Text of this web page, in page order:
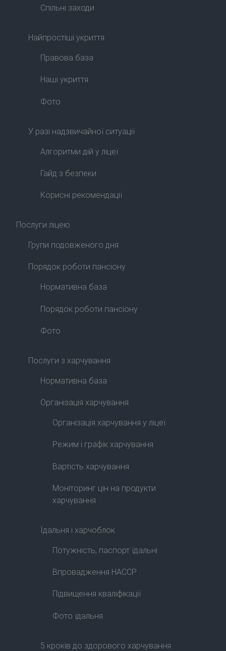
Спільні заходи
Найпростіші укриття
Правова база
Наші укриття
Фото
У разі надзвичайної ситуації
Алгоритми дій у ліцеї
Гайд з безпеки
Корисні рекомендації
Послуги ліцею
Групи подовженого дня
Порядок роботи пансіону
Нормативна база
Порядок роботи пансіону
Фото
Послуги з харчування
Нормативна база
Організація харчування
Організація харчування у ліцеї
Режим і графік харчування
Вартість харчування
Моніторинг цін на продукти
харчування
Їдальня і харчоблок
Потужність, паспорт їдальні
Впровадження HACCP
Підвищення кваліфікації
Фото їдальня
5 кроків до здорового харчування